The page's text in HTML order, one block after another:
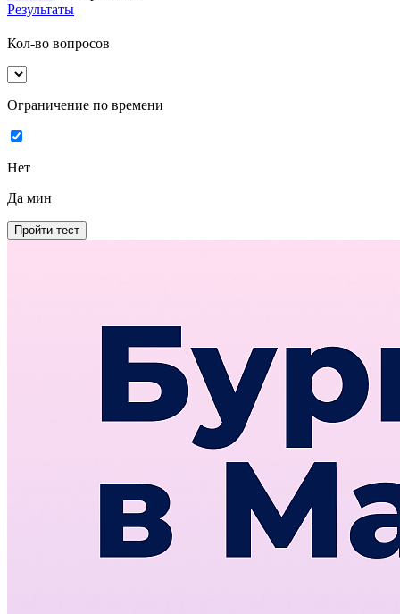
Результаты
Кол-во вопросов
Ограничение по времени
Нет
Да мин
Пройти тест